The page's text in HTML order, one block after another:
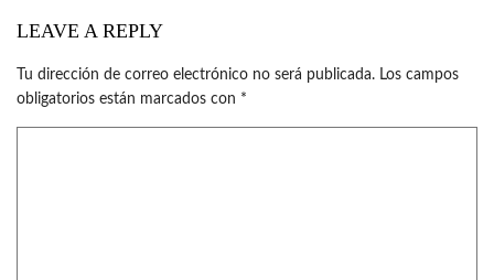
LEAVE A REPLY
Tu dirección de correo electrónico no será publicada. Los campos
obligatorios están marcados con *